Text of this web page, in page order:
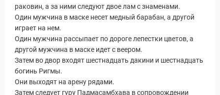
раковин, а за ними следуют двое лам с знаменами.
Один мужчина в маске несет медный барабан, а другой
играет на нем.
Один мужчина рассыпает по дороге лепестки цветов, а
другой мужчина в маске идет с веером.
Затем во двор входят шестнадцать дакини и шестнадцать
богинь Ригмы.
Они выходят на арену рядами.
Затем следует гуру Падмасамбхава в сопровождении